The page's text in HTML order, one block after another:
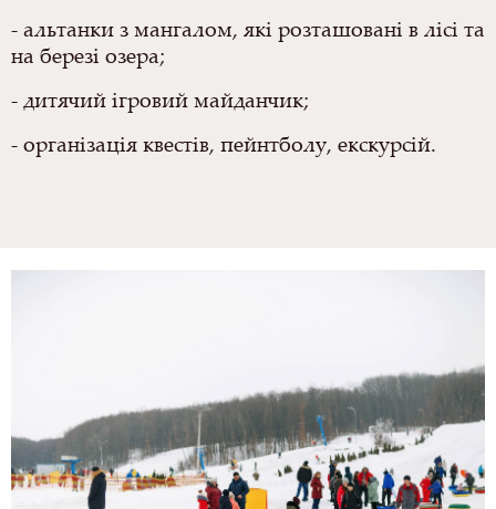
- альтанки з мангалом, які розташовані в лісі та
на березі озера;
- дитячий ігровий майданчик;
- організація квестів, пейнтболу, екскурсій.